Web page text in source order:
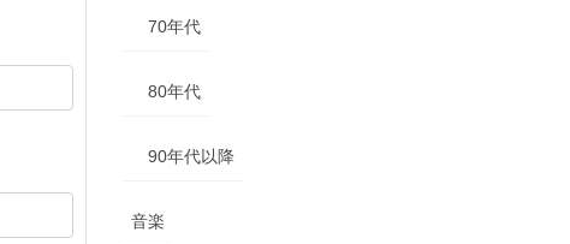
70年代
80年代
90年代以降
音楽